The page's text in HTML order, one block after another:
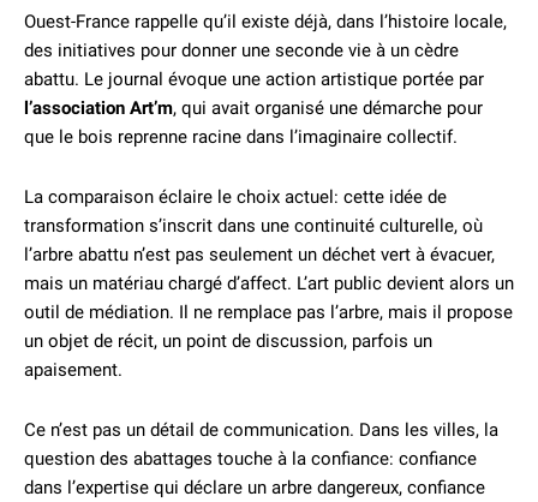
Ouest-France rappelle qu’il existe déjà, dans l’histoire locale,
des initiatives pour donner une seconde vie à un cèdre
abattu. Le journal évoque une action artistique portée par
l’association Art’m, qui avait organisé une démarche pour
que le bois reprenne racine dans l’imaginaire collectif.
La comparaison éclaire le choix actuel: cette idée de
transformation s’inscrit dans une continuité culturelle, où
l’arbre abattu n’est pas seulement un déchet vert à évacuer,
mais un matériau chargé d’affect. L’art public devient alors un
outil de médiation. Il ne remplace pas l’arbre, mais il propose
un objet de récit, un point de discussion, parfois un
apaisement.
Ce n’est pas un détail de communication. Dans les villes, la
question des abattages touche à la confiance: confiance
dans l’expertise qui déclare un arbre dangereux, confiance